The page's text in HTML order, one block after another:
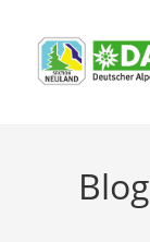
Blog